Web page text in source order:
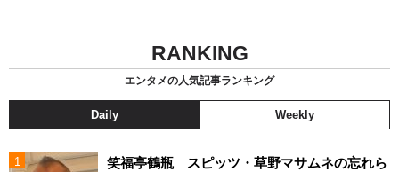
RANKING
エンタメの人気記事ランキング
Daily Weekly
笑福亭鶴瓶 スピッツ・草野マサムネの忘れら